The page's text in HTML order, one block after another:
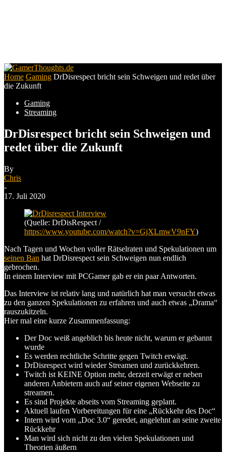
Home Gaming DrDisrespect bricht sein Schweigen und redet über
die Zukunft
Gaming
Streaming
DrDisrespect bricht sein Schweigen und
redet über die Zukunft
By
Chris
-
17. Juli 2020
(Quelle: DrDisRespect /
https://www.youtube.com/watch?v=GjXLmwV9nFY)
Nach Tagen und Wochen voller Rätselraten und Spekulationen um
seinen Ban hat DrDisrespect sein Schweigen nun endlich
gebrochen.
In einem Interview mit PCGamer gab er ein paar Antworten.
Das Interview ist relativ lang und natürlich hat man versucht etwas
zu den ganzen Spekulationen zu erfahren und auch etwas „Drama“
rauszukitzeln.
Hier mal eine kurze Zusammenfassung:
Der Doc weiß angeblich bis heute nicht, warum er gebannt
wurde
Es werden rechtliche Schritte gegen Twitch erwägt.
DrDisrespect wird wieder Streamen und zurückkehren.
Twitch ist KEINE Option mehr, derzeit erwägt er neben
anderen Anbietern auch auf seiner eigenen Webseite zu
streamen.
Es sind Projekte abseits vom Streaming geplant.
Aktuell laufen Vorbereitungen für eine „Rückkehr des Doc“
Intern wird vom „Doc 3.0“ geredet, angelehnt an seine zweite
Rückkehr
Man wird sich nicht zu den vielen Spekulationen und
Theorien äußern